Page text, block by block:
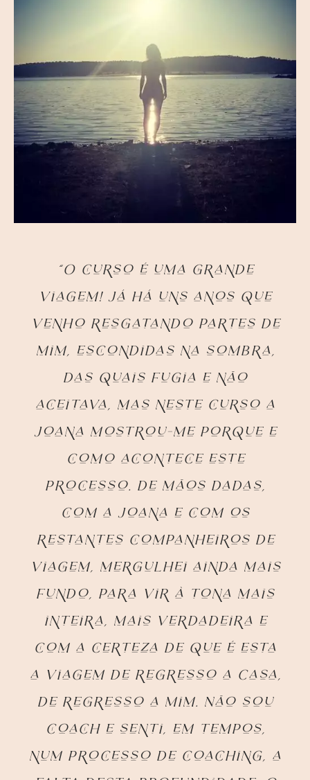
“O curso é uma grande
viagem! Já há uns anos que
venho resgatando partes de
mim, escondidas na sombra,
das quais fugia e não
aceitava, mas neste curso a
Joana mostrou-me porque e
como acontece este
processo. De mãos dadas,
com a Joana e com os
restantes companheiros de
viagem, mergulhei ainda mais
fundo, para vir à tona mais
inteira, mais verdadeira e
com a certeza de que é esta
a Viagem de regresso a Casa,
de regresso a Mim. Não sou
coach e senti, em tempos,
num processo de coaching, a